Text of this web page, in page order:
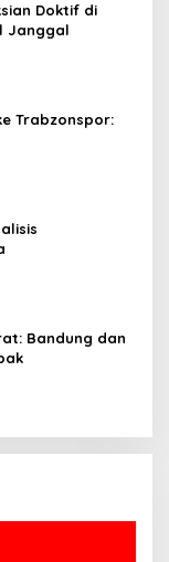
Doktif di
Janggal
Trabzonspor:
Bandung dan